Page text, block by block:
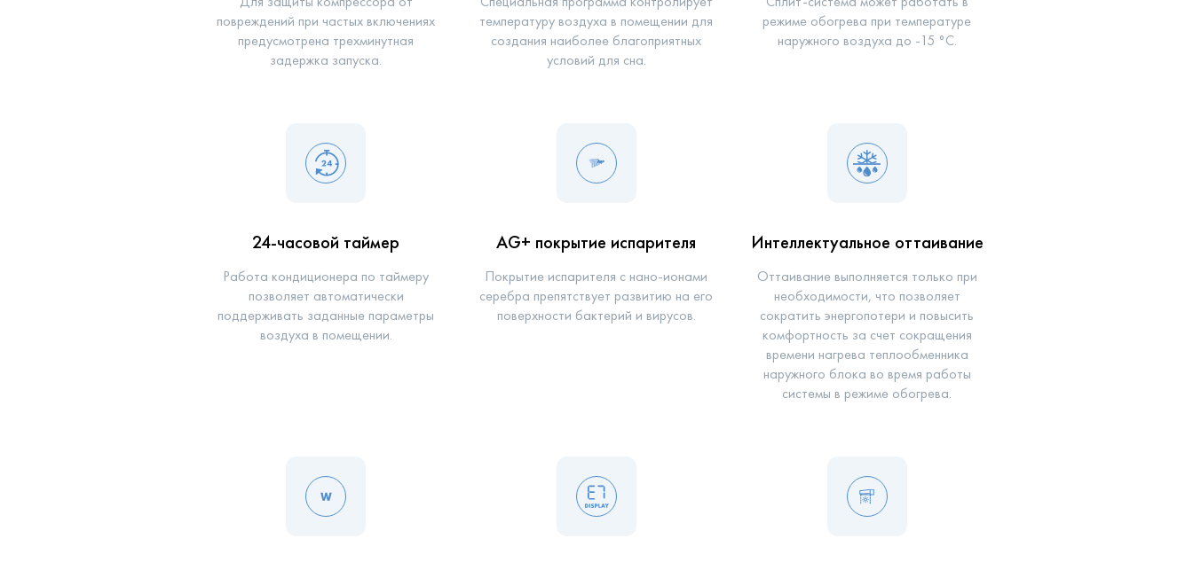
повреждений при частых включениях
предусмотрена трехминутная
задержка запуска.
температуру воздуха в помещении для
создания наиболее благоприятных
условий для сна.
режиме обогрева при температуре
наружного воздуха до -15 °С.
24-часовой таймер
Работа кондиционера по таймеру
позволяет автоматически
поддерживать заданные параметры
воздуха в помещении.
AG+ покрытие испарителя
Покрытие испарителя с нано-ионами
серебра препятствует развитию на его
поверхности бактерий и вирусов.
Интеллектуальное оттаивание
Оттаивание выполняется только при
необходимости, что позволяет
сократить энергопотери и повысить
комфортность за счет сокращения
времени нагрева теплообменника
наружного блока во время работы
системы в режиме обогрева.